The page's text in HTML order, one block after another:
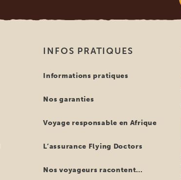
INFOS PRATIQUES
Informations pratiques
Nos garanties
Voyage responsable en Afrique
L’assurance Flying Doctors
Nos voyageurs racontent…